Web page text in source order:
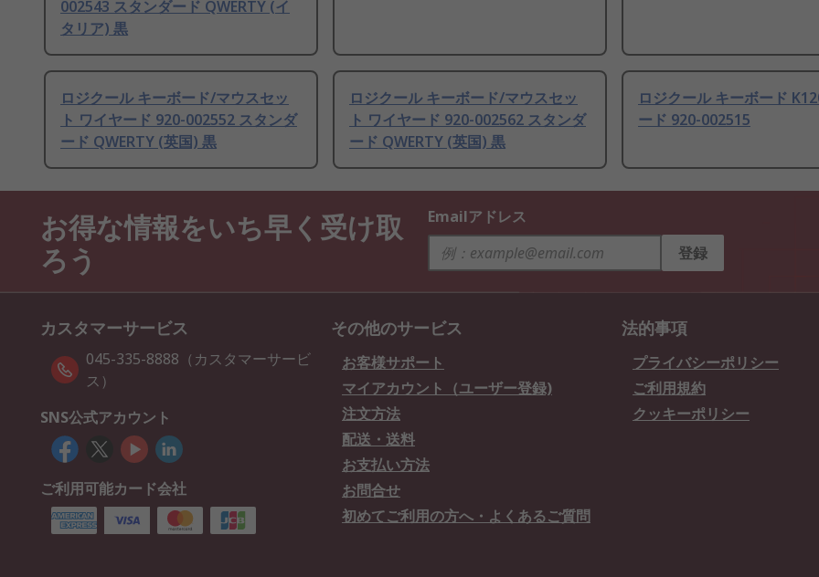
002543 スタンダード QWERTY (イ
タリア) 黒
ロジクール キーボード/マウスセッ
ト ワイヤード 920-002552 スタンダ
ード QWERTY (英国) 黒
ロジクール キーボード/マウスセッ
ト ワイヤード 920-002562 スタンダ
ード QWERTY (英国) 黒
ロジクール キーボード
ード 920-002515
お得な情報をいち早く受け取
ろう
Emailアドレス
登録
カスタマーサービス
045-335-8888（カスタマーサービ
ス）
SNS公式アカウント
ご利用可能カード会社
その他のサービス
お客様サポート
マイアカウント（ユーザー登録)
注文方法
配送・送料
お支払い方法
お問合せ
初めてご利用の方へ・よくあるご質問
法的事項
プライバシーポリシー
ご利用規約
クッキーポリシー